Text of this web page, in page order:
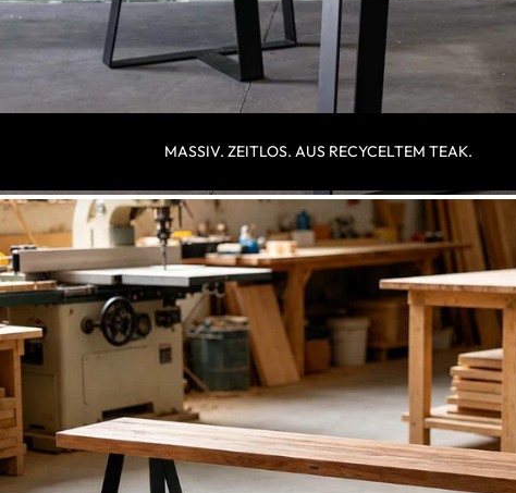
MASSIV. ZEITLOS. AUS RECYCELTEM TEAK.